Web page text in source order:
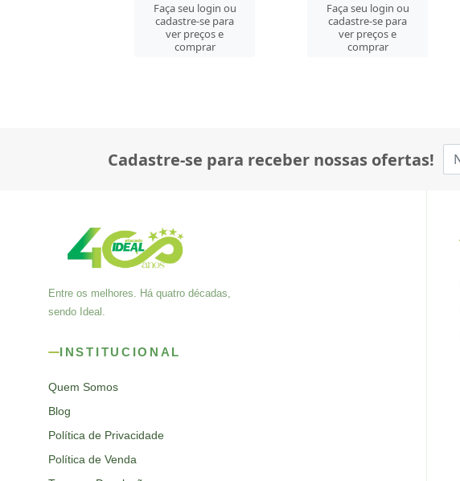
Faça seu login ou
cadastre-se para
ver preços e
comprar
Faça seu login ou
cadastre-se para
ver preços e
comprar
Cadastre-se para receber nossas ofertas!
Entre os melhores. Há quatro décadas,
sendo Ideal.
INSTITUCIONAL
Quem Somos
Blog
Política de Privacidade
Política de Venda